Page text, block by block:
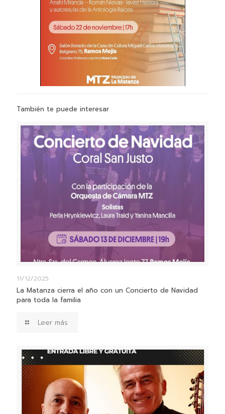
También te puede interesar
11/12/2025
La Matanza cierra el año con un Concierto de Navidad
para toda la familia
Leer más